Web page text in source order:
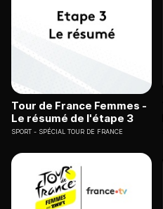
Tour de France Femmes -
Le résumé de l'étape 3
SPORT SPÉCIAL TOUR DE FRANCE